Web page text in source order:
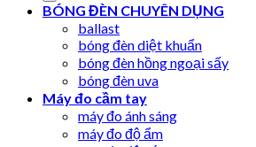
BÓNG ĐÈN CHUYÊN DỤNG
ballast
bóng đèn diệt khuẩn
bóng đèn hồng ngoại sấy
bóng đèn uva
Máy đo cầm tay
máy đo ánh sáng
máy đo độ ẩm